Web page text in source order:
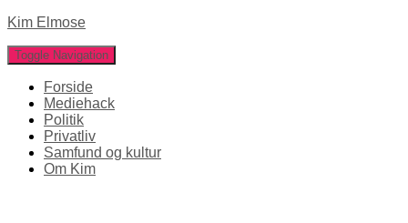
Kim Elmose
Toggle Navigation
Forside
Mediehack
Politik
Privatliv
Samfund og kultur
Om Kim